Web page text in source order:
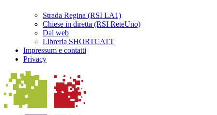
Strada Regina (RSI LA1)
Chiese in diretta (RSI ReteUno)
Dal web
Libreria SHORTCATT
Impressum e contatti
Privacy